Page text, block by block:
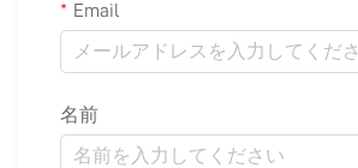
Email
名前